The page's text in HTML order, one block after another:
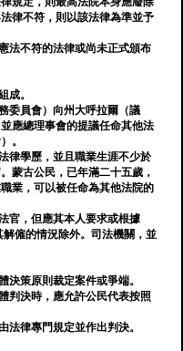
律不符，則以該法律為準並予
法不符的法律或尚未正式頒布
成。
委員會）向州大呼拉爾（議
應總理事會的提議任命其他法
。
律學歷，並且職業生涯不少於
蒙古公民，已年滿二十五歲，
業，可以被任命為其他法院的
官，但應其本人要求或根據
解僱的情況除外。司法機關，並
決策原則裁定案件或爭端。
判決時，應允許公民代表按照
法律專門規定並作出判決。